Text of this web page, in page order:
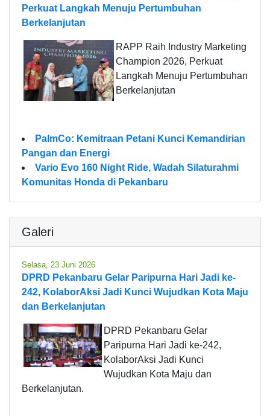
Perkuat Langkah Menuju Pertumbuhan
Berkelanjutan
RAPP Raih Industry Marketing
Champion 2026, Perkuat
Langkah Menuju Pertumbuhan
Berkelanjutan
PalmCo: Kemitraan Petani Kunci Kemandirian
Pangan dan Energi
Vario Evo 160 Night Ride, Wadah Silaturahmi
Komunitas Honda di Pekanbaru
Galeri
Selasa, 23 Juni 2026
DPRD Pekanbaru Gelar Paripurna Hari Jadi ke-
242, KolaborAksi Jadi Kunci Wujudkan Kota Maju
dan Berkelanjutan
DPRD Pekanbaru Gelar
Paripurna Hari Jadi ke-242,
KolaborAksi Jadi Kunci
Wujudkan Kota Maju dan
Berkelanjutan.